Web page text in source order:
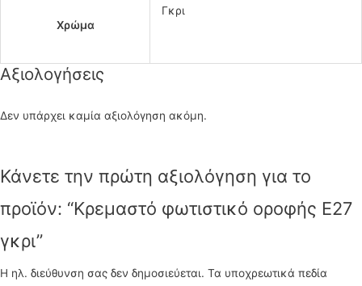
Χρώμα
Γκρι
Αξιολογήσεις
Δεν υπάρχει καμία αξιολόγηση ακόμη.
Κάνετε την πρώτη αξιολόγηση για το
προϊόν: “Κρεμαστό φωτιστικό οροφής E27
γκρι”
Η ηλ. διεύθυνση σας δεν δημοσιεύεται. Τα υποχρεωτικά πεδία